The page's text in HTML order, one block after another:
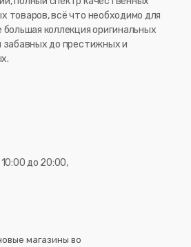
товаров, всё что необходимо для
коллекция оригинальных
забавных до престижных и
до 20:00,
магазины во